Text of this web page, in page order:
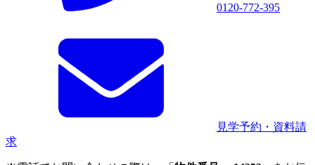
0120-772-395
見学予約・資料請
求